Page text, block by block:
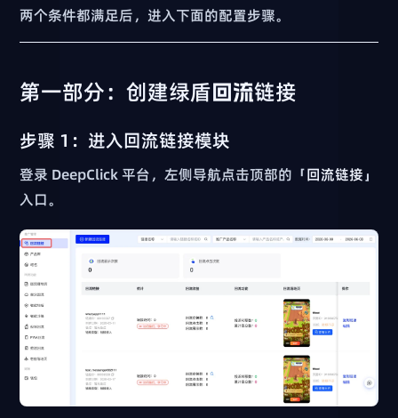
两个条件都满足后，进入下面的配置步骤。
第一部分：创建绿盾回流链接
步骤 1：进入回流链接模块
登录 DeepClick 平台，左侧导航点击顶部的「回流链接 」
入口。